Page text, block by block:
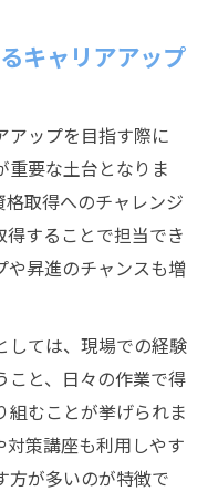
キャリアアップ
アップを目指す際に
重要な土台となりま
取得へのチャレンジ
することで担当でき
や昇進のチャンスも増
しては、現場での経験
こと、日々の作業で得
組むことが挙げられま
策講座も利用しやす
方が多いのが特徴で